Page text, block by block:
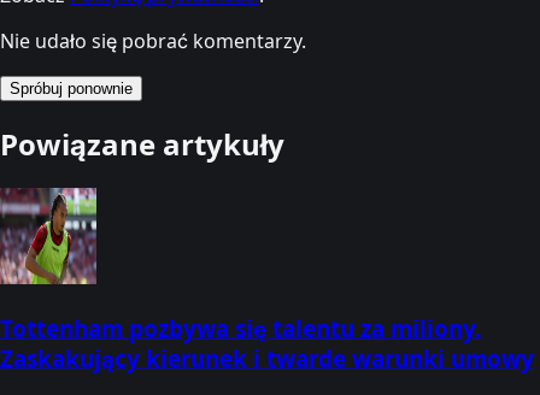
Nie udało się pobrać komentarzy.
Spróbuj ponownie
Powiązane artykuły
Tottenham pozbywa się talentu za miliony.
Zaskakujący kierunek i twarde warunki umowy